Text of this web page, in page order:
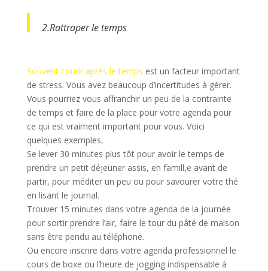
2.Rattraper le temps
Souvent courir après le temps est un facteur important
de stress. Vous avez beaucoup d’incertitudes à gérer.
Vous pourriez vous affranchir un peu de la contrainte
de temps et faire de la place pour votre agenda pour
ce qui est vraiment important pour vous. Voici
quelques exemples,
Se lever 30 minutes plus tôt pour avoir le temps de
prendre un petit déjeuner assis, en famill,e avant de
partir, pour méditer un peu ou pour savourer votre thé
en lisant le journal.
Trouver 15 minutes dans votre agenda de la journée
pour sortir prendre l’air, faire le tour du pâté de maison
sans être pendu au téléphone.
Ou encore inscrire dans votre agenda professionnel le
cours de boxe ou l’heure de jogging indispensable à